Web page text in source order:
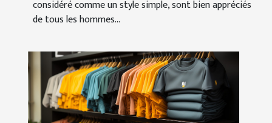
considéré comme un style simple, sont bien appréciés
de tous les hommes...